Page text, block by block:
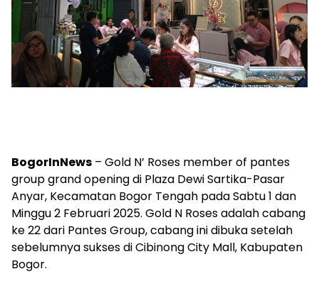
BogorInNews – Gold N’ Roses member of pantes
group grand opening di Plaza Dewi Sartika-Pasar
Anyar, Kecamatan Bogor Tengah pada Sabtu 1 dan
Minggu 2 Februari 2025. Gold N Roses adalah cabang
ke 22 dari Pantes Group, cabang ini dibuka setelah
sebelumnya sukses di Cibinong City Mall, Kabupaten
Bogor.